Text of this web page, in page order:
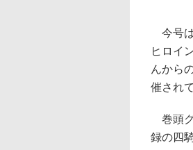
今号は
ヒロイ
んから
催され
巻頭グ
録の四